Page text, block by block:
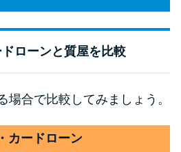
ドローンと質屋を比較
場合で比較してみましょう。
カードローン